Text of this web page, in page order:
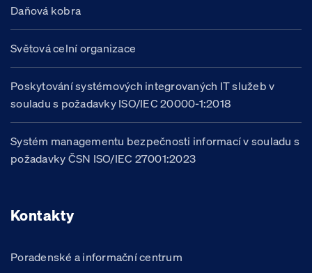
Daňová kobra
Světová celní organizace
Poskytování systémových integrovaných IT služeb v
souladu s požadavky ISO/IEC 20000-1:2018
Systém managementu bezpečnosti informací v souladu s
požadavky ČSN ISO/IEC 27001:2023
Kontakty
Poradenské a informační centrum